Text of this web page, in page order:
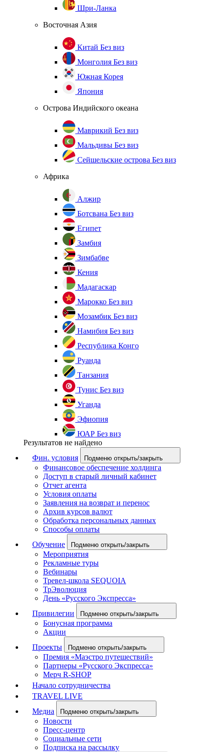
Шри-Ланка
Восточная Азия
Китай Без виз
Монголия Без виз
Южная Корея
Япония
Острова Индийского океана
Маврикий Без виз
Мальдивы Без виз
Сейшельские острова Без виз
Африка
Алжир
Ботсвана Без виз
Египет
Замбия
Зимбабве
Кения
Мадагаскар
Марокко Без виз
Мозамбик Без виз
Намибия Без виз
Республика Конго
Руанда
Танзания
Тунис Без виз
Уганда
Эфиопия
ЮАР Без виз
Результатов не найдено
Фин. условия
Подменю открыть/закрыть
Финансовое обеспечение холдинга
Доступ в старый личный кабинет
Отчет агента
Условия оплаты
Заявления на возврат и перенос
Архив курсов валют
Обработка персональных данных
Способы оплаты
Обучение
Подменю открыть/закрыть
Мероприятия
Рекламные туры
Вебинары
Тревел-школа SEQUOIA
ТрЭволюция
День «Русского Экспресса»
Привилегии
Подменю открыть/закрыть
Бонусная программа
Акции
Проекты
Подменю открыть/закрыть
Премия «Маэстро путешествий»
Партнеры «Русского Экспресса»
Мерч R-SHOP
Начало сотрудничества
TRAVEL LIVE
Медиа
Подменю открыть/закрыть
Новости
Пресс-центр
Социальные сети
Подписка на рассылку